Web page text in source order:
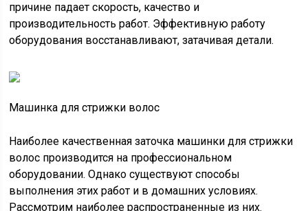
причине падает скорость, качество и
производительность работ. Эффективную работу
оборудования восстанавливают, затачивая детали.
Машинка для стрижки волос
Наиболее качественная заточка машинки для стрижки
волос производится на профессиональном
оборудовании. Однако существуют способы
выполнения этих работ и в домашних условиях.
Рассмотрим наиболее распространенные из них.